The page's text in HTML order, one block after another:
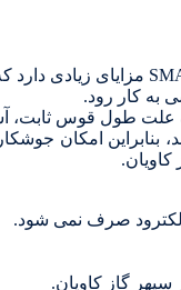
بنابراین امکان